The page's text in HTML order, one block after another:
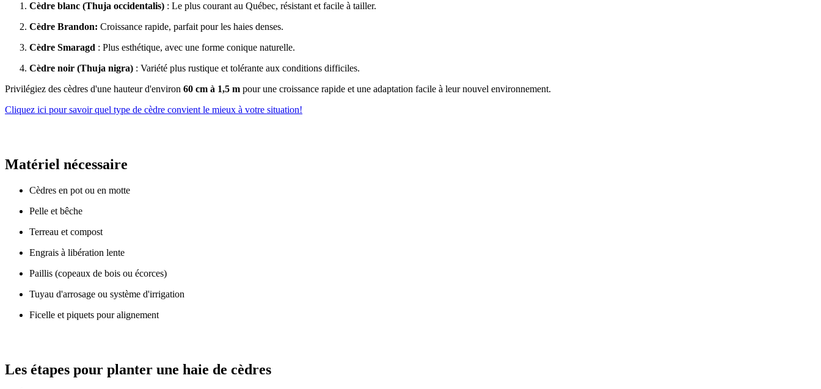
Cèdre blanc (Thuja occidentalis) : Le plus courant au Québec, résistant et facile à tailler.
Cèdre Brandon: Croissance rapide, parfait pour les haies denses.
Cèdre Smaragd : Plus esthétique, avec une forme conique naturelle.
Cèdre noir (Thuja nigra) : Variété plus rustique et tolérante aux conditions difficiles.
Privilégiez des cèdres d'une hauteur d'environ 60 cm à 1,5 m pour une croissance rapide et une adaptation facile à leur nouvel environnement.
Cliquez ici pour savoir quel type de cèdre convient le mieux à votre situation!
Matériel nécessaire
Cèdres en pot ou en motte
Pelle et bêche
Terreau et compost
Engrais à libération lente
Paillis (copeaux de bois ou écorces)
Tuyau d'arrosage ou système d'irrigation
Ficelle et piquets pour alignement
Les étapes pour planter une haie de cèdres